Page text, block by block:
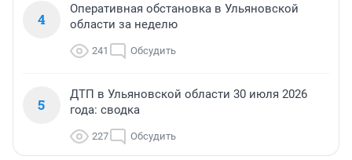
4
Оперативная обстановка в Ульяновской
области за неделю
241 Обсудить
5
ДТП в Ульяновской области 30 июля 2026
года: сводка
227 Обсудить